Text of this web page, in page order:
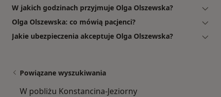
W jakich godzinach przyjmuje Olga Olszewska?
Olga Olszewska: co mówią pacjenci?
Jakie ubezpieczenia akceptuje Olga Olszewska?
Powiązane wyszukiwania
W pobliżu Konstancina-Jeziorny